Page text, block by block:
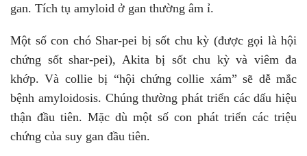
gan. Tích tụ amyloid ở gan thường âm ỉ.
Một số con chó Shar-pei bị sốt chu kỳ (được gọi là hội
chứng sốt shar-pei), Akita bị sốt chu kỳ và viêm đa
khớp. Và collie bị “hội chứng collie xám” sẽ dễ mắc
bệnh amyloidosis. Chúng thường phát triển các dấu hiệu
thận đầu tiên. Mặc dù một số con phát triển các triệu
chứng của suy gan đầu tiên.